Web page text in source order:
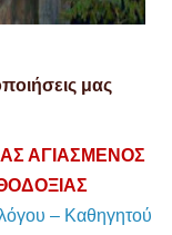
μας
ΑΓΙΑΣΜΕΝΟΣ
– Καθηγητού